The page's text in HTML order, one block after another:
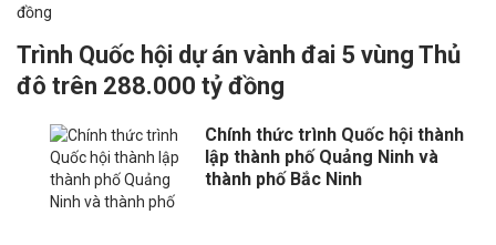
Trình Quốc hội dự án vành đai 5 vùng Thủ
đô trên 288.000 tỷ đồng
Chính thức trình Quốc hội thành
lập thành phố Quảng Ninh và
thành phố Bắc Ninh